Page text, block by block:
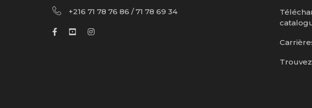
+216 71 78 76 86 / 71 78 69 34